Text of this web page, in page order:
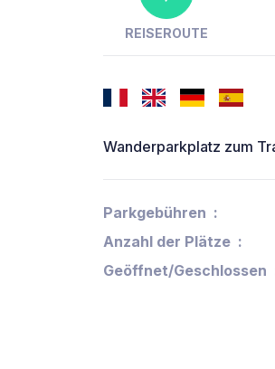
REISEROUTE
Wanderparkplatz zum
Parkgebühren
Anzahl der Plätze
Geöffnet/Geschlossen